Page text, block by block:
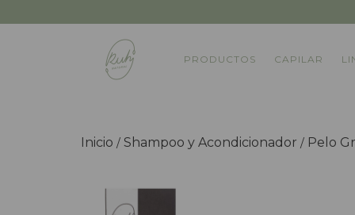
PRODUCTOS CAPILAR
Inicio / Shampoo y Acondicionador / Pelo